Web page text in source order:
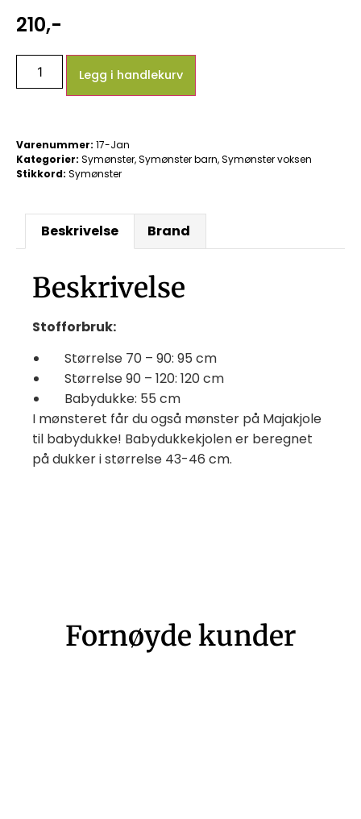
210,-
Legg i handlekurv
Varenummer: 17-Jan
Kategorier: Symønster,Symønster barn,Symønster voksen
Stikkord: Symønster
Beskrivelse Brand
Beskrivelse
Stofforbruk:
Størrelse 70 – 90: 95 cm
Størrelse 90 – 120: 120 cm
Babydukke: 55 cm
I mønsteret får du også mønster på Majakjole
til babydukke! Babydukkekjolen er beregnet
på dukker i størrelse 43-46 cm.
Fornøyde kunder